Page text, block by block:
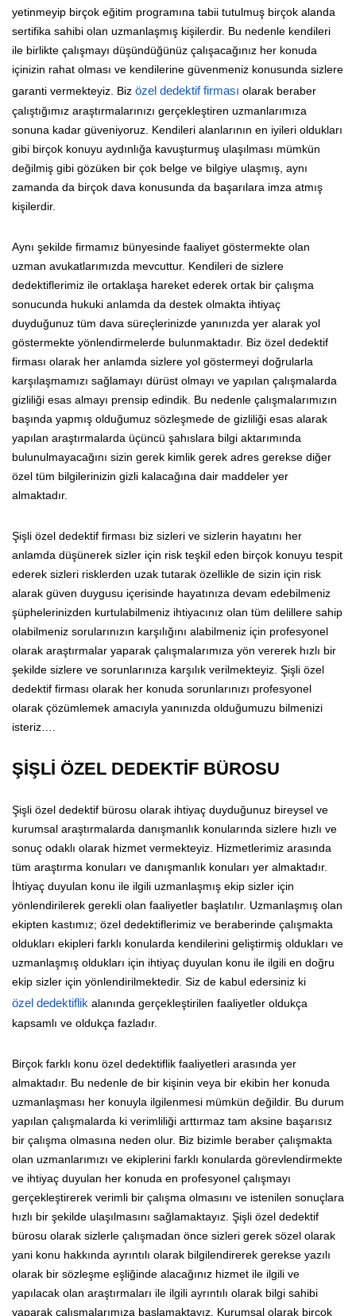
yetinmeyip birçok eğitim programına tabii tutulmuş birçok alanda
sertifika sahibi olan uzmanlaşmış kişilerdir. Bu nedenle kendileri
ile birlikte çalışmayı düşündüğünüz çalışacağınız her konuda
içinizin rahat olması ve kendilerine güvenmeniz konusunda sizlere
garanti vermekteyiz. Biz özel dedektif firması olarak beraber
çalıştığımız araştırmalarınızı gerçekleştiren uzmanlarımıza
sonuna kadar güveniyoruz. Kendileri alanlarının en iyileri oldukları
gibi birçok konuyu aydınlığa kavuşturmuş ulaşılması mümkün
değilmiş gibi gözüken bir çok belge ve bilgiye ulaşmış, aynı
zamanda da birçok dava konusunda da başarılara imza atmış
kişilerdir.
Aynı şekilde firmamız bünyesinde faaliyet göstermekte olan
uzman avukatlarımızda mevcuttur. Kendileri de sizlere
dedektiflerimiz ile ortaklaşa hareket ederek ortak bir çalışma
sonucunda hukuki anlamda da destek olmakta ihtiyaç
duyduğunuz tüm dava süreçlerinizde yanınızda yer alarak yol
göstermekte yönlendirmelerde bulunmaktadır. Biz özel dedektif
firması olarak her anlamda sizlere yol göstermeyi doğrularla
karşılaşmamızı sağlamayı dürüst olmayı ve yapılan çalışmalarda
gizliliği esas almayı prensip edindik. Bu nedenle çalışmalarımızın
başında yapmış olduğumuz sözleşmede de gizliliği esas alarak
yapılan araştırmalarda üçüncü şahıslara bilgi aktarımında
bulunulmayacağını sizin gerek kimlik gerek adres gerekse diğer
özel tüm bilgilerinizin gizli kalacağına dair maddeler yer
almaktadır.
Şişli özel dedektif firması biz sizleri ve sizlerin hayatını her
anlamda düşünerek sizler için risk teşkil eden birçok konuyu tespit
ederek sizleri risklerden uzak tutarak özellikle de sizin için risk
alarak güven duygusu içerisinde hayatınıza devam edebilmeniz
şüphelerinizden kurtulabilmeniz ihtiyacınız olan tüm delillere sahip
olabilmeniz sorularınızın karşılığını alabilmeniz için profesyonel
olarak araştırmalar yaparak çalışmalarımıza yön vererek hızlı bir
şekilde sizlere ve sorunlarınıza karşılık verilmekteyiz. Şişli özel
dedektif firması olarak her konuda sorunlarınızı profesyonel
olarak çözümlemek amacıyla yanınızda olduğumuzu bilmenizi
isteriz….
ŞİŞLİ ÖZEL DEDEKTİF BÜROSU
Şişli özel dedektif bürosu olarak ihtiyaç duyduğunuz bireysel ve
kurumsal araştırmalarda danışmanlık konularında sizlere hızlı ve
sonuç odaklı olarak hizmet vermekteyiz. Hizmetlerimiz arasında
tüm araştırma konuları ve danışmanlık konuları yer almaktadır.
İhtiyaç duyulan konu ile ilgili uzmanlaşmış ekip sizler için
yönlendirilerek gerekli olan faaliyetler başlatılır. Uzmanlaşmış olan
ekipten kastımız; özel dedektiflerimiz ve beraberinde çalışmakta
oldukları ekipleri farklı konularda kendilerini geliştirmiş oldukları ve
uzmanlaşmış oldukları için ihtiyaç duyulan konu ile ilgili en doğru
ekip sizler için yönlendirilmektedir. Siz de kabul edersiniz ki
özel dedektiflik alanında gerçekleştirilen faaliyetler oldukça
kapsamlı ve oldukça fazladır.
Birçok farklı konu özel dedektiflik faaliyetleri arasında yer
almaktadır. Bu nedenle de bir kişinin veya bir ekibin her konuda
uzmanlaşması her konuyla ilgilenmesi mümkün değildir. Bu durum
yapılan çalışmalarda ki verimliliği arttırmaz tam aksine başarısız
bir çalışma olmasına neden olur. Biz bizimle beraber çalışmakta
olan uzmanlarımızı ve ekiplerini farklı konularda görevlendirmekte
ve ihtiyaç duyulan her konuda en profesyonel çalışmayı
gerçekleştirerek verimli bir çalışma olmasını ve istenilen sonuçlara
hızlı bir şekilde ulaşılmasını sağlamaktayız. Şişli özel dedektif
bürosu olarak sizlerle çalışmadan önce sizleri gerek sözel olarak
yani konu hakkında ayrıntılı olarak bilgilendirerek gerekse yazılı
olarak bir sözleşme eşliğinde alacağınız hizmet ile ilgili ve
yapılacak olan araştırmaları ile ilgili ayrıntılı olarak bilgi sahibi
yaparak çalışmalarımıza başlamaktayız. Kurumsal olarak birçok